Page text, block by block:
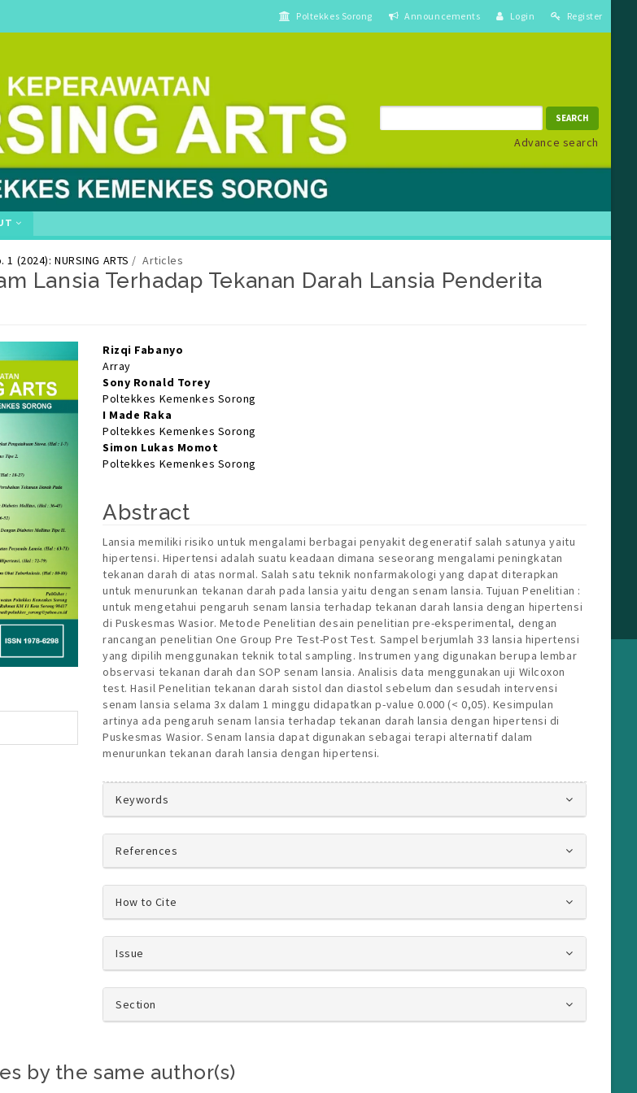
Poltekkes Sorong Announcements Login Register
SEARCH
Advance search
1 (2024): NURSING ARTS Articles
Lansia Terhadap Tekanan Darah Lansia Penderita
Rizqi Fabanyo
Array
Sony Ronald Torey
Poltekkes Kemenkes Sorong
I Made Raka
Poltekkes Kemenkes Sorong
Simon Lukas Momot
Poltekkes Kemenkes Sorong
Abstract
Lansia memiliki risiko untuk mengalami berbagai penyakit degeneratif salah satunya yaitu
hipertensi. Hipertensi adalah suatu keadaan dimana seseorang mengalami peningkatan
tekanan darah di atas normal. Salah satu teknik nonfarmakologi yang dapat diterapkan
untuk menurunkan tekanan darah pada lansia yaitu dengan senam lansia. Tujuan Penelitian :
untuk mengetahui pengaruh senam lansia terhadap tekanan darah lansia dengan hipertensi
di Puskesmas Wasior. Metode Penelitian desain penelitian pre-eksperimental, dengan
rancangan penelitian One Group Pre Test-Post Test. Sampel berjumlah 33 lansia hipertensi
yang dipilih menggunakan teknik total sampling. Instrumen yang digunakan berupa lembar
observasi tekanan darah dan SOP senam lansia. Analisis data menggunakan uji Wilcoxon
test. Hasil Penelitian tekanan darah sistol dan diastol sebelum dan sesudah intervensi
senam lansia selama 3x dalam 1 minggu didapatkan p-value 0.000 (< 0,05). Kesimpulan
artinya ada pengaruh senam lansia terhadap tekanan darah lansia dengan hipertensi di
Puskesmas Wasior. Senam lansia dapat digunakan sebagai terapi alternatif dalam
menurunkan tekanan darah lansia dengan hipertensi.
##plugins.themes.bootstrap3.article.details##
Keywords
References
How to Cite
Issue
Section
by the same author(s)